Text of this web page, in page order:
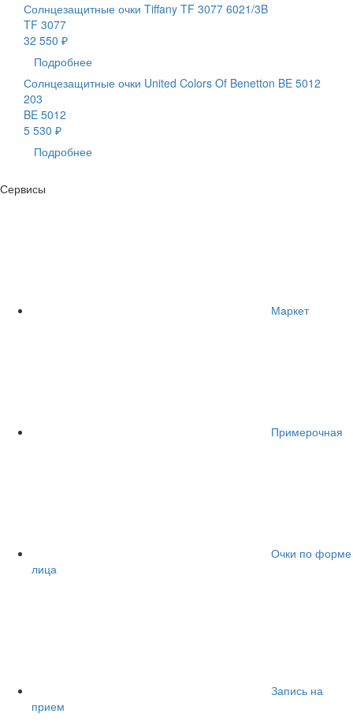
Солнцезащитные очки Tiffany TF 3077 6021/3B
TF 3077
32 550 ₽
Подробнее
Солнцезащитные очки United Colors Of Benetton BE 5012
203
BE 5012
5 530 ₽
Подробнее
Сервисы
Маркет
Примерочная
Очки по форме
лица
Запись на
прием